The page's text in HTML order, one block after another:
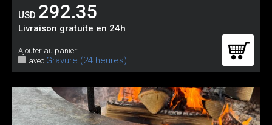
USD 292.35
Livraison gratuite en 24h
Ajouter au panier:
avec Gravure (24 heures)